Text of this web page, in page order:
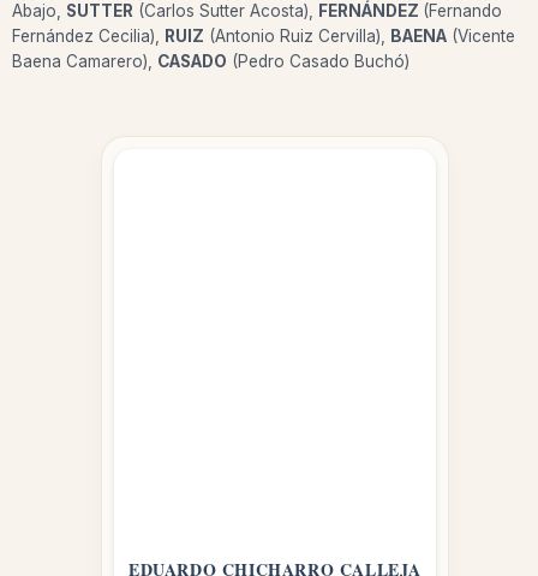
Abajo, SUTTER (Carlos Sutter Acosta), FERNÁNDEZ (Fernando
Fernández Cecilia),
RUIZ (Antonio Ruiz Cervilla), BAENA (Vicente
Baena Camarero), CASADO (Pedro Casado Buchó)
EDUARDO CHICHARRO CALLEJA